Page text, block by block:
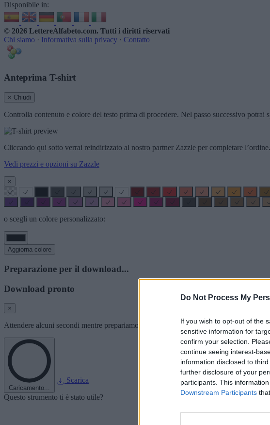
Do Not Process My
If you wish to opt-out of the
sensitive information for
confirm your selection.
continue seeing interest-
information disclosed to
further disclosure of your
participants. This
Downstream Participants
Disponibile in:
© 2026 LettereAlfabeto.com. Tutti i diritti riservati
Chi siamo · Informativa sulla privacy · Contatto
Anteprima T-shirt
× Chiudi
Controlla contenuto e colore del testo prima di procedere. Nel passo successivo
Cliccando qui sotto verrai reindirizzato al nostro partner Zazzle per completare l’ordine.
Vedi prezzi e opzioni su Zazzle
×
o scegli un colore personalizzato:
Aggiorna colore
Preparazione per il download...
Download pronto
×
Attendere alcuni secondi mentre prepariamo l'immagine del font per il download.
Caricamento...
Scarica
Questo strumento ti è stato utile?